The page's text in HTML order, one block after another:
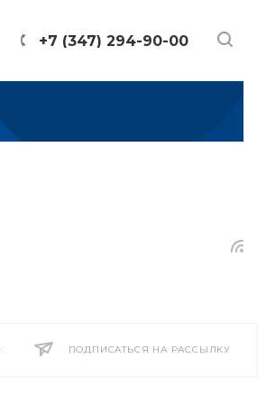
+7 (347) 294-90-00
ПОДПИСАТЬСЯ НА РАССЫЛКУ
2013 2012 2011